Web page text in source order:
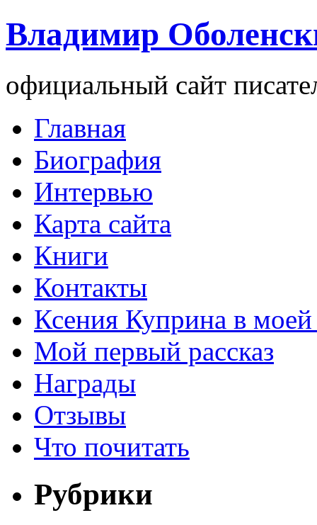
Владимир
официальный сайт
Главная
Биография
Интервью
Карта сайта
Книги
Контакты
Ксения Куприна в
Мой первый рассказ
Награды
Отзывы
Что почитать
Рубрики